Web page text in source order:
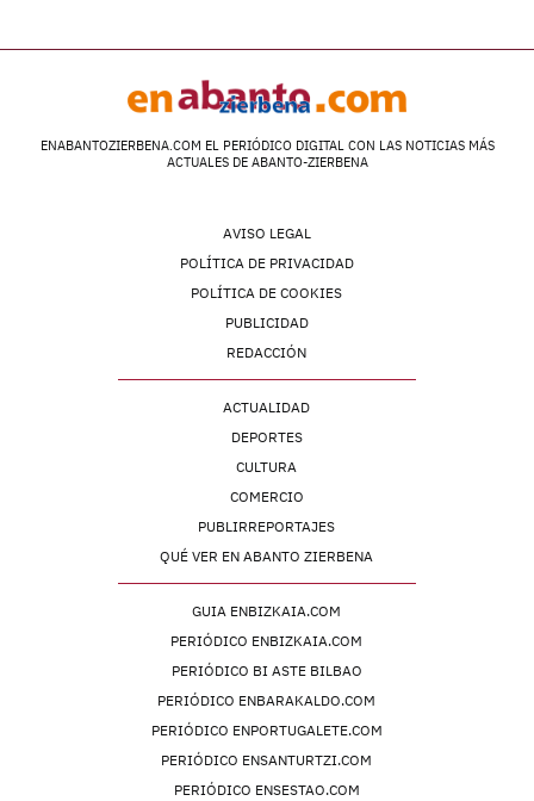
ENABANTOZIERBENA.COM EL PERIÓDICO DIGITAL CON LAS NOTICIAS MÁS
ACTUALES DE ABANTO-ZIERBENA
AVISO LEGAL
POLÍTICA DE PRIVACIDAD
POLÍTICA DE COOKIES
PUBLICIDAD
REDACCIÓN
ACTUALIDAD
DEPORTES
CULTURA
COMERCIO
PUBLIRREPORTAJES
QUÉ VER EN ABANTO ZIERBENA
GUIA ENBIZKAIA.COM
PERIÓDICO ENBIZKAIA.COM
PERIÓDICO BI ASTE BILBAO
PERIÓDICO ENBARAKALDO.COM
PERIÓDICO ENPORTUGALETE.COM
PERIÓDICO ENSANTURTZI.COM
PERIÓDICO ENSESTAO.COM